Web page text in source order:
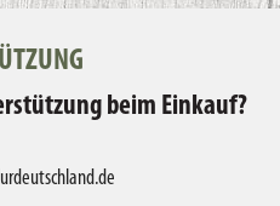
beim Einkauf?